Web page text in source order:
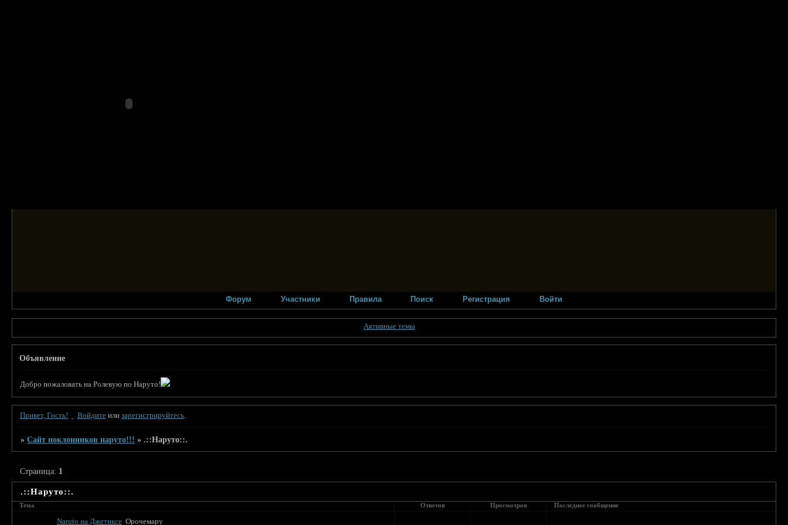
Форум Участники Правила Поиск Регистрация Войти
Активные темы
Объявление
Добро пожаловать на Ролевую по Наруто!
Привет, Гость! Войдитеили зарегистрируйтесь.
»Сайт поклонников наруто!!! ».::Наруто::.
.::Наруто::.
Страница: 1
Тема Ответов Просмотров Последнее сообщение
Naruto на Джетиксе Орочемару